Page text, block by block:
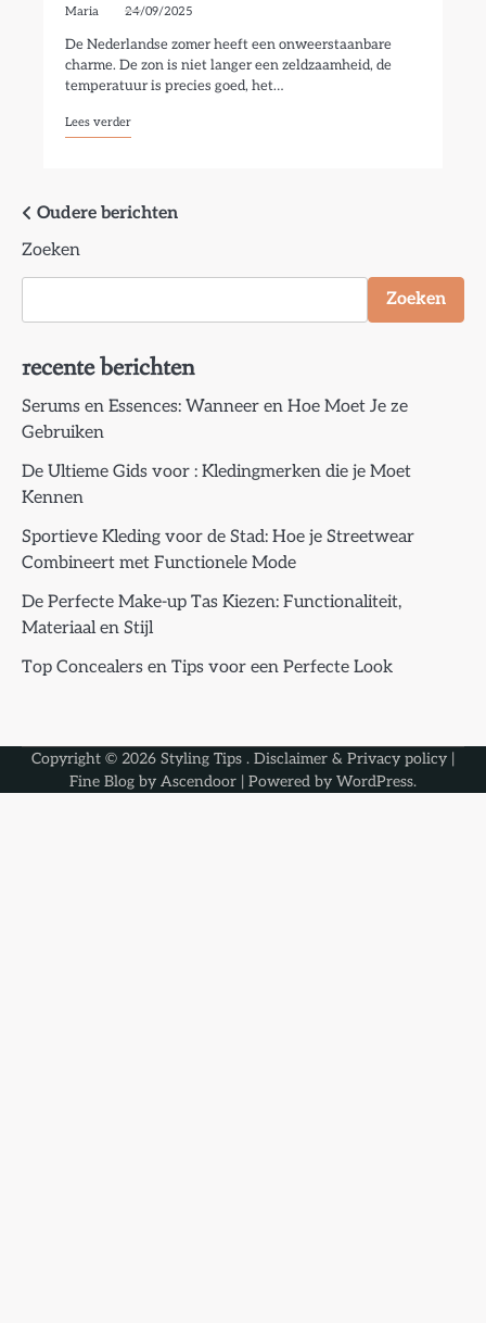
Maria 24/09/2025
De Nederlandse zomer heeft een onweerstaanbare
charme. De zon is niet langer een zeldzaamheid, de
temperatuur is precies goed, het…
Lees verder
Berichtennavigatie
Oudere berichten
Zoeken
Zoeken
recente berichten
Serums en Essences: Wanneer en Hoe Moet Je ze
Gebruiken
De Ultieme Gids voor : Kledingmerken die je Moet
Kennen
Sportieve Kleding voor de Stad: Hoe je Streetwear
Combineert met Functionele Mode
De Perfecte Make-up Tas Kiezen: Functionaliteit,
Materiaal en Stijl
Top Concealers en Tips voor een Perfecte Look
Copyright © 2026 Styling Tips . Disclaimer & Privacy policy |
Fine Blog by Ascendoor | Powered by WordPress.